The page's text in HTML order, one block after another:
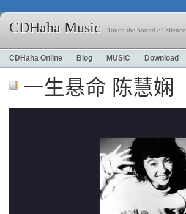
CDHaha Music Touch the Sound of Silence
CDHaha Online Blog MUSIC Download
一生悬命 陈慧娴